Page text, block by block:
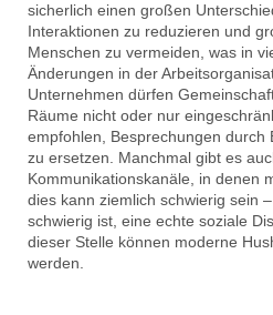
sicherlich einen großen
Interaktionen zu reduzieren und
Menschen zu vermeiden, was in
Änderungen in der
Unternehmen dürfen
Räume nicht oder nur
empfohlen, Besprechungen durch
zu ersetzen. Manchmal gibt es
Kommunikationskanäle, in denen
dies kann ziemlich schwierig sein
schwierig ist, eine echte soziale
dieser Stelle können moderne
werden.